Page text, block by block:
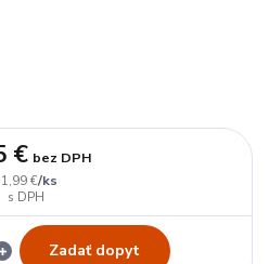
€/ks
€ bez DPH
Zadať dopyt